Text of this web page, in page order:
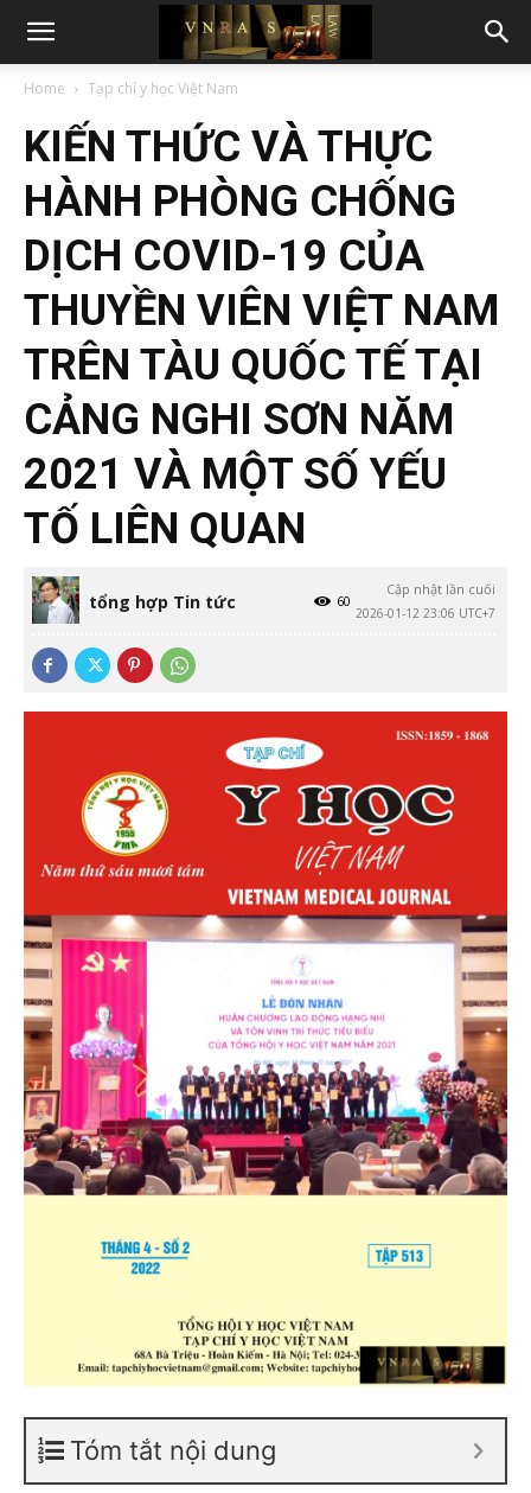
Home Tạp chí y học Việt Nam
KIẾN THỨC VÀ THỰC
HÀNH PHÒNG CHỐNG
DỊCH COVID-19 CỦA
THUYỀN VIÊN VIỆT NAM
TRÊN TÀU QUỐC TẾ TẠI
CẢNG NGHI SƠN NĂM
2021 VÀ MỘT SỐ YẾU
TỐ LIÊN QUAN
tổng hợp Tin tức
Cập nhật lần cuối
2026-01-12 23:06 UTC+7
60
Tóm tắt nội dung